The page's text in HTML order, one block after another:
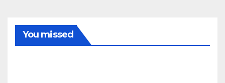
You missed